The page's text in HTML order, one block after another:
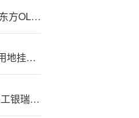
预‘计’明年下?半年量产！京东方OLED8.6代线提速
青岛西海岸新,区两{宗}住宅用地挂牌出让 起拍价8.43亿元
【;公募基金高质量发展】之工银瑞信：20年，与客户伙伴知心相伴访谈特辑（第二期）